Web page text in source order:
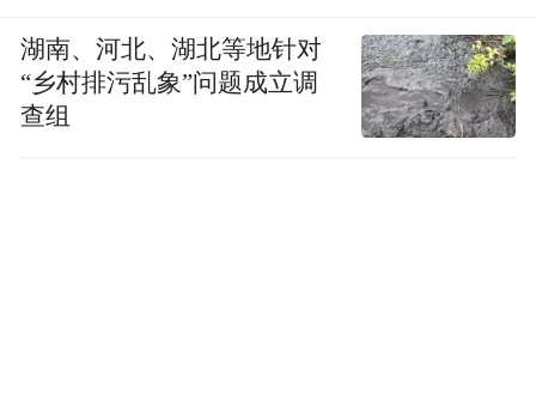
湖南、河北、湖北等地针对
“乡村排污乱象”问题成立调
查组